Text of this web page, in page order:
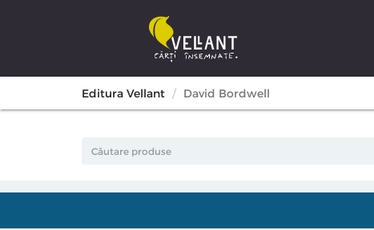
Editura Vellant David Bordwell